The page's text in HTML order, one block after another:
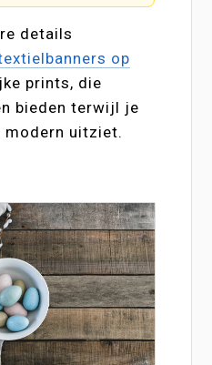
details
op
prints, die
bieden terwijl je
uitziet.